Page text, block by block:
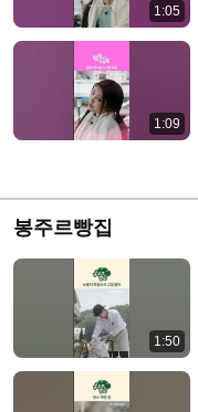
1:05
1:09
봉주르빵집
1:50